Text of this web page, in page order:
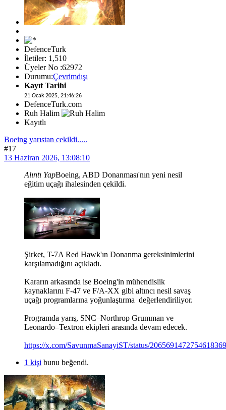
DefenceTurk
İletiler: 1,510
Üyeler No :62972
Durumu:Çevrimdışı
Kayıt Tarihi
21 Ocak 2025, 21:46:26
DefenceTurk.com
Ruh Halim
Kayıtlı
Boeing yarıstan cekildi.....
#17
13 Haziran 2026, 13:08:10
Alıntı YapBoeing, ABD Donanması'nın yeni nesil
eğitim uçağı ihalesinden çekildi.
Şirket, T-7A Red Hawk'ın Donanma gereksinimlerini
karşılamadığını açıkladı.
Kararın arkasında ise Boeing'in mühendislik
kaynaklarını F-47 ve F/A-XX gibi altıncı nesil savaş
uçağı programlarına yoğunlaştırma değerlendiriliyor.
Programda yarış, SNC–Northrop Grumman ve
Leonardo–Textron ekipleri arasında devam edecek.
https://x.com/SavunmaSanayiST/status/2065691472754618369
1 kişi bunu beğendi.